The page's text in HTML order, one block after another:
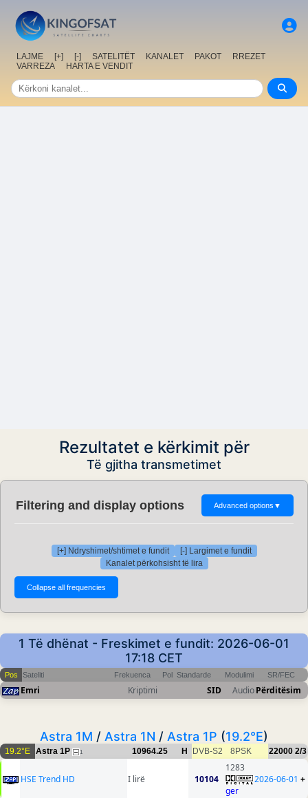
LAJME [+] [-] SATELITËT KANALET PAKOT
RREZET
VARREZA
HARTA E VENDIT
Rezultatet e kërkimit për
Të gjitha transmetimet
Filtering and display options Advanced options ▼
[+] Ndryshimet/shtimet e fundit
[-] Largimet e fundit
Kanalet përkohsisht të lira
1 Të dhënat - Freskimet e fundit: 2026-06-01
17:18 CET
Pos Sateliti Frekuenca Pol Standarde Modulimi SR/FEC
Emri Kriptimi SID AudioPërditësim
Astra 1M / Astra 1N / Astra 1P (19.2°E)
19.2°E Astra 1P 1 10964.25 H DVB-S2 8PSK 22000 2/3
HSE Trend HD I lirë 10104
1283
ger
2026-06-01 +